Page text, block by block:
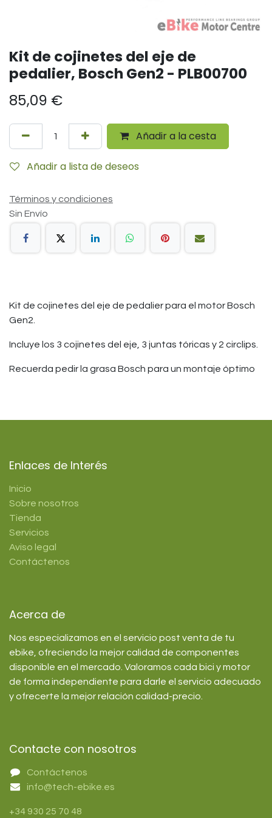
Kit de cojinetes del eje de
pedalier, Bosch Gen2 - PLB00700
85,09 €
Añadir a la cesta
Añadir a lista de deseos
Términos y condiciones
Sin Envío
Kit de cojinetes del eje de pedalier para el motor Bosch
Gen2.
Incluye los 3 cojinetes del eje, 3 juntas tóricas y 2 circlips.
Recuerda pedir la grasa Bosch para un montaje óptimo
Enlaces de Interés
Inicio
Sobre nosotros
Tienda
Servicios
Aviso legal
Contáctenos
Acerca de
Nos especializamos en el servicio post venta de tu
ebike, ofreciendo la mejor calidad de componentes
disponible en el mercado. Valoramos cada bici y motor
de forma independiente para darle el servicio adecuado
y ofrecerte la mejor relación calidad-precio.
Contacte con nosotros
Contáctenos
info@tech-ebike.es
+34 930 25 70 48